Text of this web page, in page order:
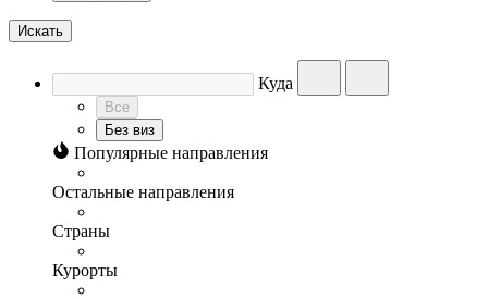
Искать
Куда
Все
Без виз
Популярные направления
Остальные направления
Страны
Курорты